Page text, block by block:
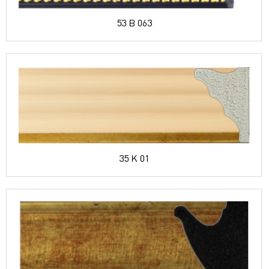
53 B 063
35 K 01